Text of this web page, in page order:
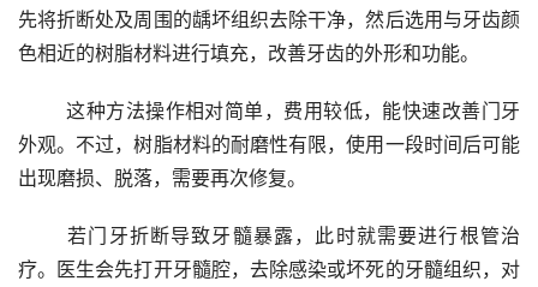
先将折断处及周围的龋坏组织去除干净，然后选用与牙齿颜
色相近的树脂材料进行填充，改善牙齿的外形和功能。
	这种方法操作相对简单，费用较低，能快速改善门牙
外观。不过，树脂材料的耐磨性有限，使用一段时间后可能
出现磨损、脱落，需要再次修复。
	若门牙折断导致牙髓暴露，此时就需要进行根管治
疗。医生会先打开牙髓腔，去除感染或坏死的牙髓组织，对